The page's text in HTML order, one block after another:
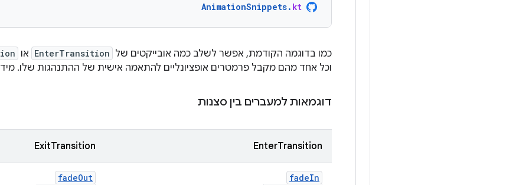
AnimationSnippets. kt
כמו בדוגמה הקודמת, אפשר לשלב כמה אובייקטים של EnterTransition או
וכל אחד מהם מקבל פרמטרים אופציונליים להתאמה אישית של ההתנהגות שלו.
דוגמאות למעברים בין סצנות
EnterTransition
ExitTransition
fadeIn
fadeOut